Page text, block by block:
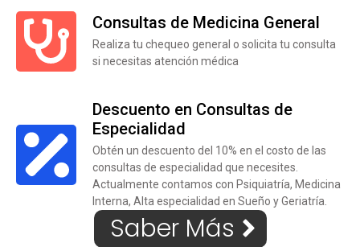
Consultas de Medicina General
Realiza tu chequeo general o solicita tu consulta
si necesitas atención médica
Descuento en Consultas de
Especialidad
Obtén un descuento del 10% en el costo de las
consultas de especialidad que necesites.
Actualmente contamos con Psiquiatría, Medicina
Interna, Alta especialidad en Sueño y Geriatría.
Saber Más